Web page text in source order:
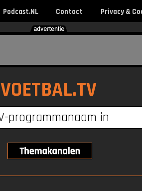
Podcast.NL Contact Privacy &
VOETBAL.TV